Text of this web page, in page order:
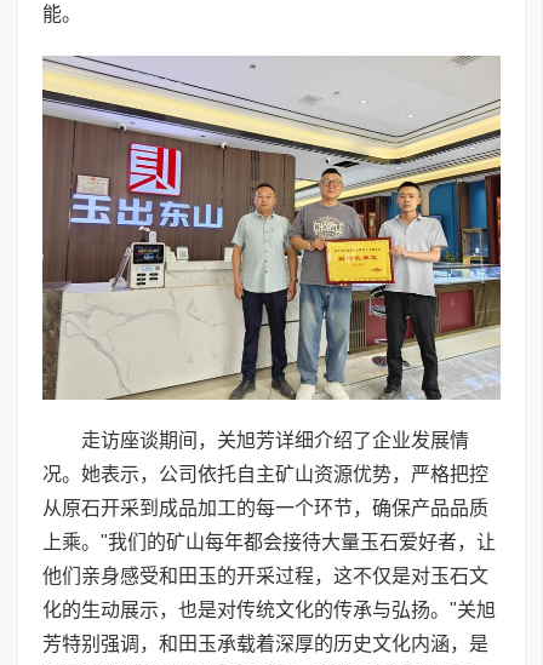
能。
走访座谈期间，关旭芳详细介绍了企业发展情
况。她表示，公司依托自主矿山资源优势，严格把控
从原石开采到成品加工的每一个环节，确保产品品质
上乘。"我们的矿山每年都会接待大量玉石爱好者，让
他们亲身感受和田玉的开采过程，这不仅是对玉石文
化的生动展示，也是对传统文化的传承与弘扬。"关旭
芳特别强调，和田玉承载着深厚的历史文化内涵，是